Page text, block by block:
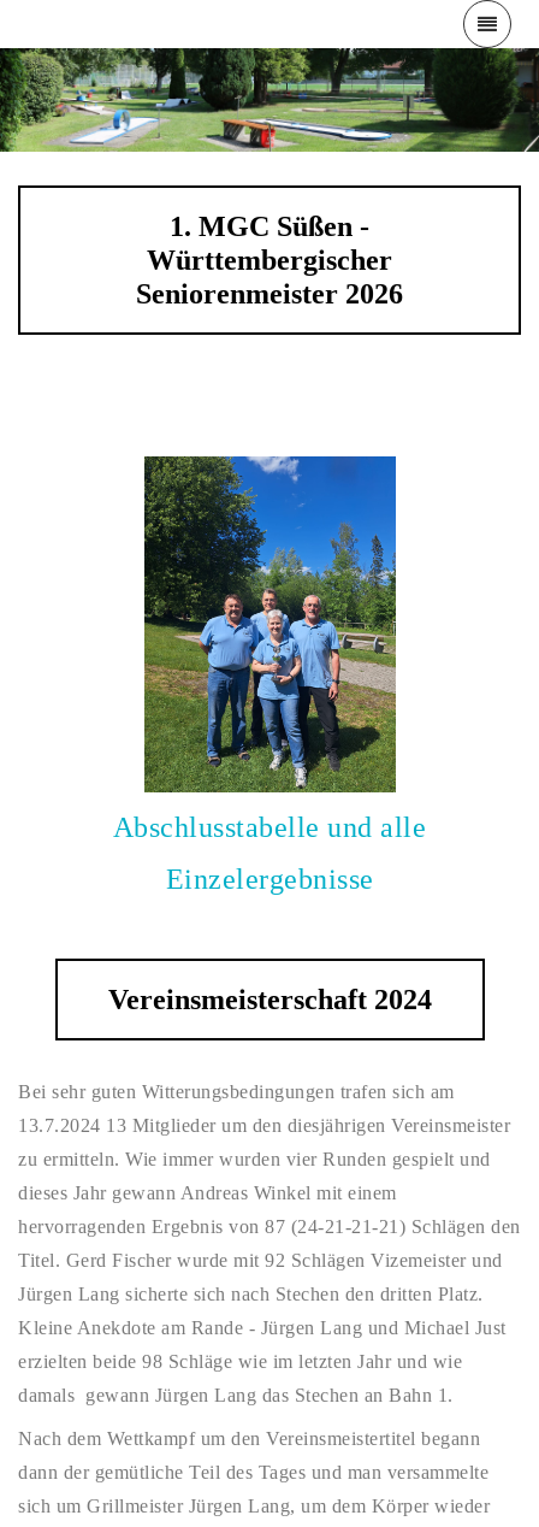
1. MGC Süßen -
Württembergischer
Seniorenmeister 2026
Abschlusstabelle und alle
Einzelergebnisse
Vereinsmeisterschaft 2024
Bei sehr guten Witterungsbedingungen trafen sich am
13.7.2024 13 Mitglieder um den diesjährigen Vereinsmeister
zu ermitteln. Wie immer wurden vier Runden gespielt und
dieses Jahr gewann Andreas Winkel mit einem
hervorragenden Ergebnis von 87 (24-21-21-21) Schlägen den
Titel. Gerd Fischer wurde mit 92 Schlägen Vizemeister und
Jürgen Lang sicherte sich nach Stechen den dritten Platz.
Kleine Anekdote am Rande - Jürgen Lang und Michael Just
erzielten beide 98 Schläge wie im letzten Jahr und wie
damals gewann Jürgen Lang das Stechen an Bahn 1.
Nach dem Wettkampf um den Vereinsmeistertitel begann
dann der gemütliche Teil des Tages und man versammelte
sich um Grillmeister Jürgen Lang, um dem Körper wieder